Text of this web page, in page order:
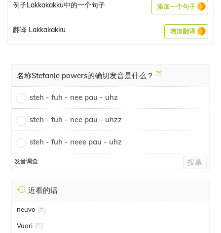
例子Lakkakakku中的一个句子 添加一个句子
翻译 Lakkakakku 增加翻译
名称Stefanie powers的确切发音是什么？
steh - fuh - nee pau - uhz
steh - fuh - nee pau - uhzz
steh - fuh - neee pau - uhz
发音调查 投票
近看的话
neuvo [fi]
Vuori [fi]